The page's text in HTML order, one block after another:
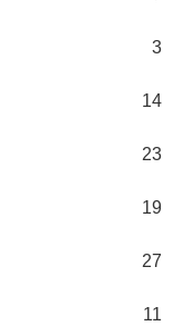
3
14
23
19
27
11